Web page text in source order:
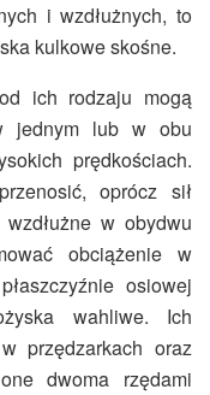
i wzdłużnych, to
kulkowe skośne.
ich rodzaju mogą
jednym lub w obu
prędkościach.
oprócz sił
w obydwu
obciążenie w
osiowej
wahliwe. Ich
przędzarkach oraz
dwoma rzędami